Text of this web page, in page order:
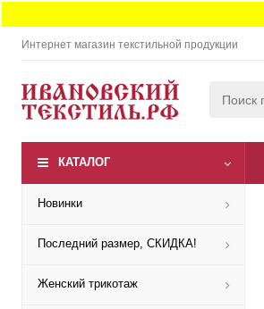
Интернет магазин текстильной продукции
КАТАЛОГ
Новинки
Последний размер, СКИДКА!
Женский трикотаж